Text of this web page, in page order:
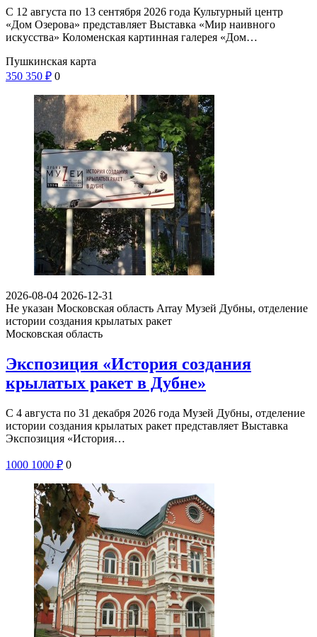
С 12 августа по 13 сентября 2026 года Культурный центр
«Дом Озерова» представляет Выставка «Мир наивного
искусства» Коломенская картинная галерея «Дом…
Пушкинская карта
350 350 ₽ 0
2026-08-04 2026-12-31
Не указан Московская область Array Музей Дубны, отделение
истории создания крылатых ракет
Московская область
Экспозиция «История создания
крылатых ракет в Дубне»
С 4 августа по 31 декабря 2026 года Музей Дубны, отделение
истории создания крылатых ракет представляет Выставка
Экспозиция «История…
1000 1000 ₽ 0